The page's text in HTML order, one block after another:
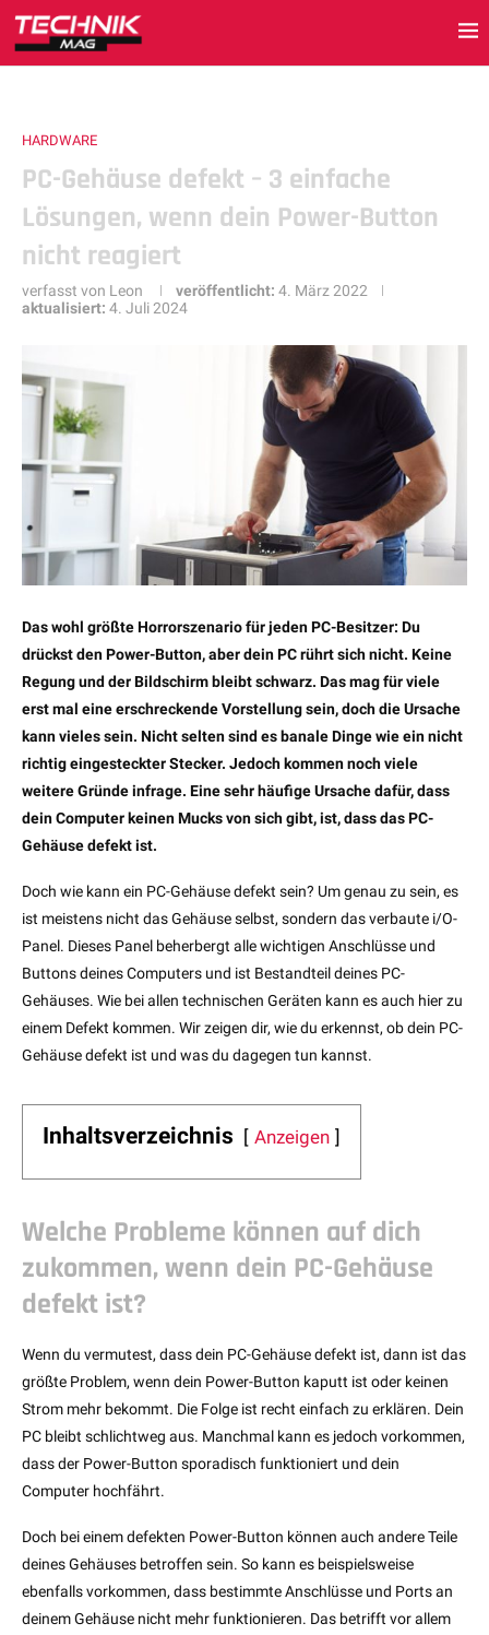
HARDWARE
PC-Gehäuse defekt – 3 einfache
Lösungen, wenn dein Power-Button
nicht reagiert
verfasst von Leon veröffentlicht: 4. März 2022
aktualisiert: 4. Juli 2024
Das wohl größte Horrorszenario für jeden PC-Besitzer: Du
drückst den Power-Button, aber dein PC rührt sich nicht. Keine
Regung und der Bildschirm bleibt schwarz. Das mag für viele
erst mal eine erschreckende Vorstellung sein, doch die Ursache
kann vieles sein. Nicht selten sind es banale Dinge wie ein nicht
richtig eingesteckter Stecker. Jedoch kommen noch viele
weitere Gründe infrage. Eine sehr häufige Ursache dafür, dass
dein Computer keinen Mucks von sich gibt, ist, dass das PC-
Gehäuse defekt ist.
Doch wie kann ein PC-Gehäuse defekt sein? Um genau zu sein, es
ist meistens nicht das Gehäuse selbst, sondern das verbaute i/O-
Panel. Dieses Panel beherbergt alle wichtigen Anschlüsse und
Buttons deines Computers und ist Bestandteil deines PC-
Gehäuses. Wie bei allen technischen Geräten kann es auch hier zu
einem Defekt kommen. Wir zeigen dir, wie du erkennst, ob dein PC-
Gehäuse defekt ist und was du dagegen tun kannst.
Inhaltsverzeichnis Anzeigen
Welche Probleme können auf dich
zukommen, wenn dein PC-Gehäuse
defekt ist?
Wenn du vermutest, dass dein PC-Gehäuse defekt ist, dann ist das
größte Problem, wenn dein Power-Button kaputt ist oder keinen
Strom mehr bekommt. Die Folge ist recht einfach zu erklären. Dein
PC bleibt schlichtweg aus. Manchmal kann es jedoch vorkommen,
dass der Power-Button sporadisch funktioniert und dein
Computer hochfährt.
Doch bei einem defekten Power-Button können auch andere Teile
deines Gehäuses betroffen sein. So kann es beispielsweise
ebenfalls vorkommen, dass bestimmte Anschlüsse und Ports an
deinem Gehäuse nicht mehr funktionieren. Das betrifft vor allem